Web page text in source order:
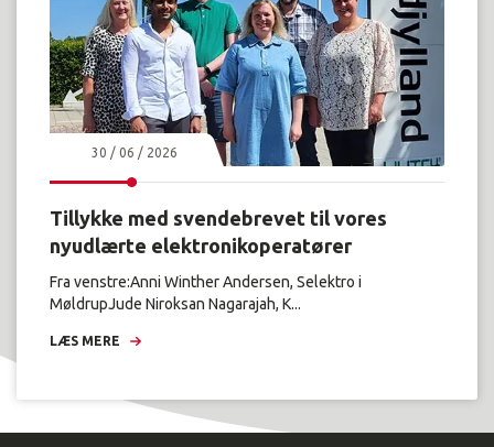
30 / 06 / 2026
Tillykke med svendebrevet til vores
nyudlærte elektronikoperatører
Fra venstre:Anni Winther Andersen, Selektro i
MøldrupJude Niroksan Nagarajah, K...
LÆS MERE